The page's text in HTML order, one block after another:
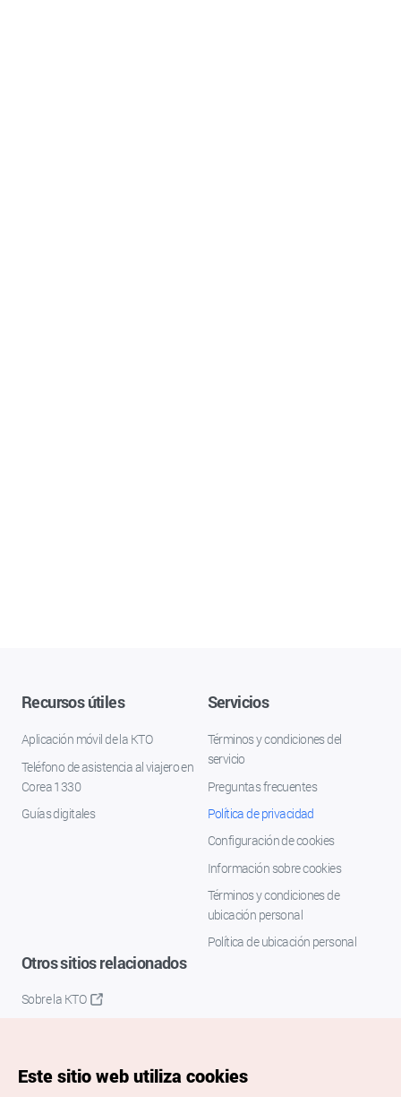
Recursos útiles
Aplicación móvil de la KTO
Teléfono de asistencia al viajero en
Corea 1330
Guías digitales
Servicios
Términos y condiciones del
servicio
Preguntas frecuentes
Política de privacidad
Configuración de cookies
Información sobre cookies
Términos y condiciones de
ubicación personal
Política de ubicación personal
Otros sitios relacionados
Sobre la KTO
Este sitio web utiliza cookies